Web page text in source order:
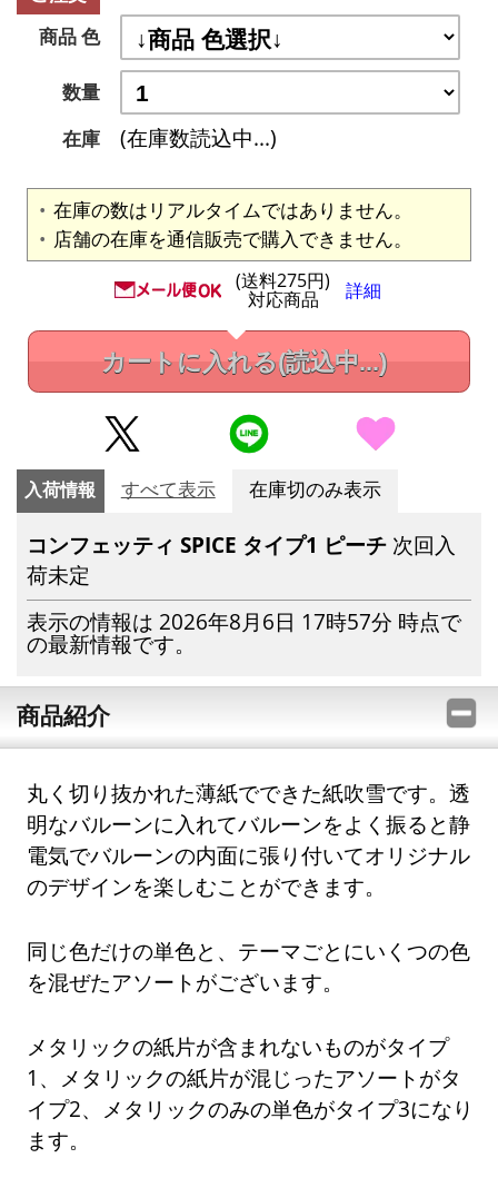
商品 色
数量
在庫
(在庫数読込中...)
在庫の数はリアルタイムではありません。
店舗の在庫を通信販売で購入できません。
(送料275円)
対応商品 詳細
カートに入れる(読込中...)
入荷情報 すべて表示 在庫切のみ表示
コンフェッティ SPICE タイプ1 ピーチ 次回入
荷未定
表示の情報は 2026年8月6日 17時57分 時点で
の最新情報です。
商品紹介
丸く切り抜かれた薄紙でできた紙吹雪です。透
明なバルーンに入れてバルーンをよく振ると静
電気でバルーンの内面に張り付いてオリジナル
のデザインを楽しむことができます。
同じ色だけの単色と、テーマごとにいくつの色
を混ぜたアソートがございます。
メタリックの紙片が含まれないものがタイプ
1、メタリックの紙片が混じったアソートがタ
イプ2、メタリックのみの単色がタイプ3になり
ます。